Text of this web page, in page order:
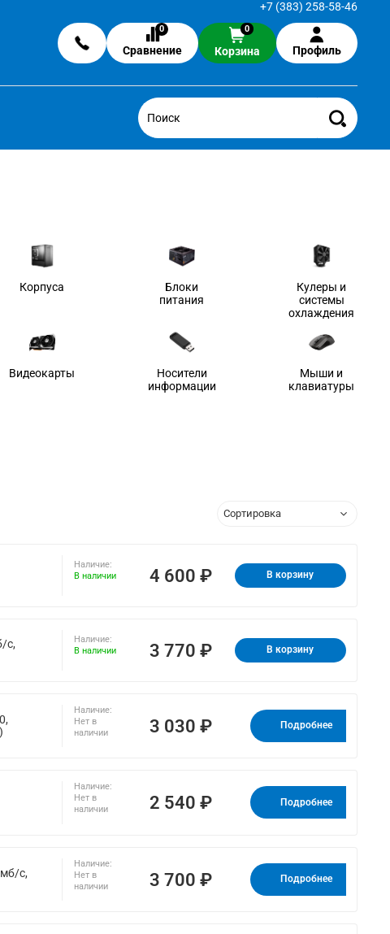
+7 (383) 258-58-46
0
Сравнение
0
Корзина Профиль
Корпуса
Блоки
питания
Кулеры и
системы
охлаждения
Видеокарты
Носители
информации
Мыши и
клавиатуры
Наличие:
В наличии
4 600 ₽ В корзину
с,
Наличие:
В наличии
3 770 ₽ В корзину
Наличие:
Нет в
наличии
3 030 ₽ Подробнее
Наличие:
Нет в
наличии
2 540 ₽ Подробнее
с,
Наличие:
Нет в
наличии
3 700 ₽ Подробнее